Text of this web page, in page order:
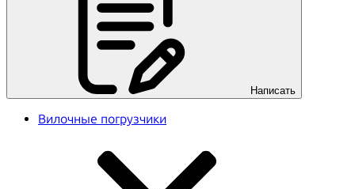
Написать
Вилочные погрузчики